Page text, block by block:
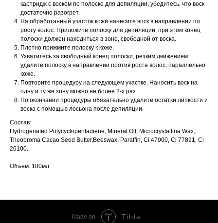
картридж с воском по полоске для депиляции, убедитесь, что воск
достаточно разогрет.
На обработанный участок кожи нанесите воск в направлении по
росту волос. Приложите полоску для депиляции, при этом конец
полоски должен находиться в зоне, свободной от воска.
Плотно прижмите полоску к коже.
Ухватитесь за свободный конец полоски, резким движением
удалите полоску в направлении против роста волос, параллельно
коже.
Повторите процедуру на следующем участке. Наносить воск на
одну и ту же зону можно не более 2-х раз.
По окончании процедуры обязательно удалите остатки липкости и
воска с помощью лосьона после депиляции.
Состав:
Hydrogenated Polycyclopentadiene, Mineral Oil, Microcrystallina Wax,
Theobroma Cacao Seed Butter,Beeswax, Paraffin, Ci 47000, Ci 77891, Ci
26100.
Объем: 100мл
Made on Tilda